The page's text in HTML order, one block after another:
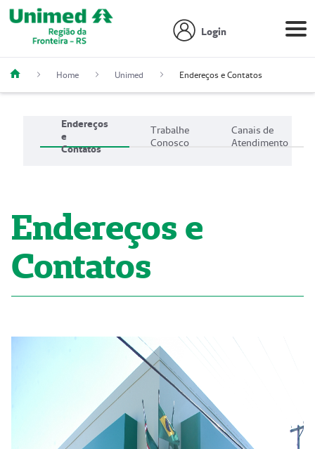
Login
Home Unimed Endereços e Contatos
Endereços
e
Contatos
Trabalhe
Conosco
Canais de
Atendimento
Endereços e
Contatos